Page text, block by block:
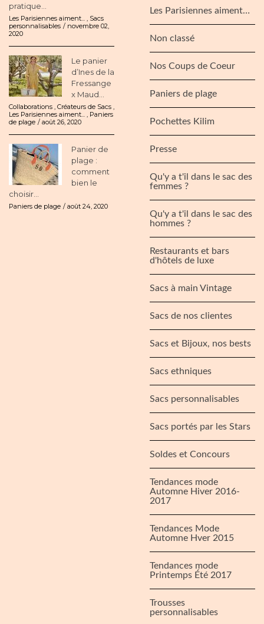
pratique...
Les Parisiennes aiment...
Sacs
personnalisables
novembre 02,
2020
Le panier
d’Ines de la
Fressange
x Maud...
Collaborations Créateurs de Sacs
Les Parisiennes aiment...
Paniers
de plage
août 26, 2020
Panier de
plage :
comment
bien le
choisir...
Paniers de plage août 24, 2020
Les Parisiennes aiment…
Non classé
Nos Coups de Coeur
Paniers de plage
Pochettes Kilim
Presse
Qu'y a t'il dans le sac des
femmes ?
Qu'y a t'il dans le sac des
hommes ?
Restaurants et bars
d'hôtels de luxe
Sacs à main Vintage
Sacs de nos clientes
Sacs et Bijoux, nos bests
Sacs ethniques
Sacs personnalisables
Sacs portés par les Stars
Soldes et Concours
Tendances mode
Automne Hiver 2016-
2017
Tendances Mode
Automne Hver 2015
Tendances mode
Printemps Été 2017
Trousses
personnalisables